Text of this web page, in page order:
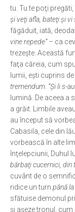
tu. Tu te poţi
şi veţi afla, bateţi şi vi
făgăduit, iată,
vine repede”– ca
trezeşte. Această
faţa căreia, cum
lumii, eşti cuprins
tremendum “Şi li s-
lumină. De aceea a
a grăit. Limbile
au început să
Cabasila, cele din
vorbească în alte
înţelepciunii, Duhul
bărbaţi cucernici, din
cuvânt de o
ridice un turn până
sfătuise demonul
şi aşeze tronul, cum